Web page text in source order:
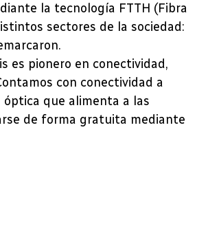
la tecnología FTTH (Fibra
sectores de la sociedad:
es pionero en conectividad,
con conectividad a
que alimenta a las
de forma gratuita mediante